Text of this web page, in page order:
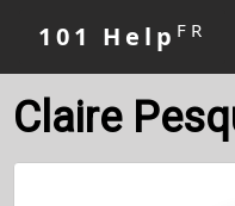
101 Help FR
Claire